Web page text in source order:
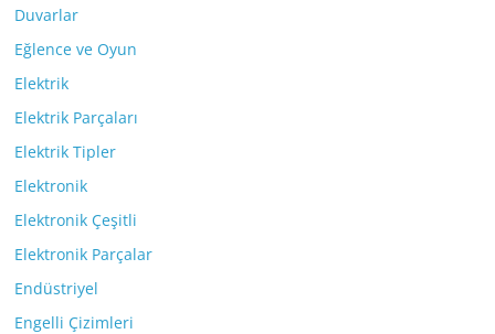
Duvarlar
Eğlence ve Oyun
Elektrik
Elektrik Parçaları
Elektrik Tipler
Elektronik
Elektronik Çeşitli
Elektronik Parçalar
Endüstriyel
Engelli Çizimleri